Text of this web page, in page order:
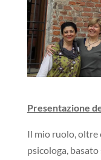
Presentazione
Il mio ruolo, oltre
psicologa, basato